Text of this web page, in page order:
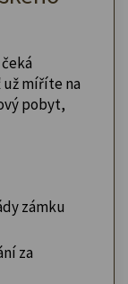
míříte na
pobyt,
zámku
za